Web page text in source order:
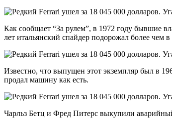
Как сообщает “За рулем”, в 1972 году бывшие
лет итальянский спайдер подорожал более чем
Известно, что выпущен этот экземпляр был в
продал машину как есть.
Чарльз Бетц и Фред Питерс выкупили